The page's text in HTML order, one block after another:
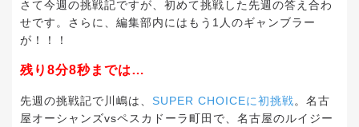
さて今週の挑戦記ですが、初めて挑戦した先週の答え合わ
せです。さらに、編集部内にはもう1人のギャンブラー
が！！！
残り8分8秒までは…
先週の挑戦記で川嶋は、 SUPER CHOICEに初挑戦。名古
屋オーシャンズvsペスカドーラ町田で、名古屋のルイジー